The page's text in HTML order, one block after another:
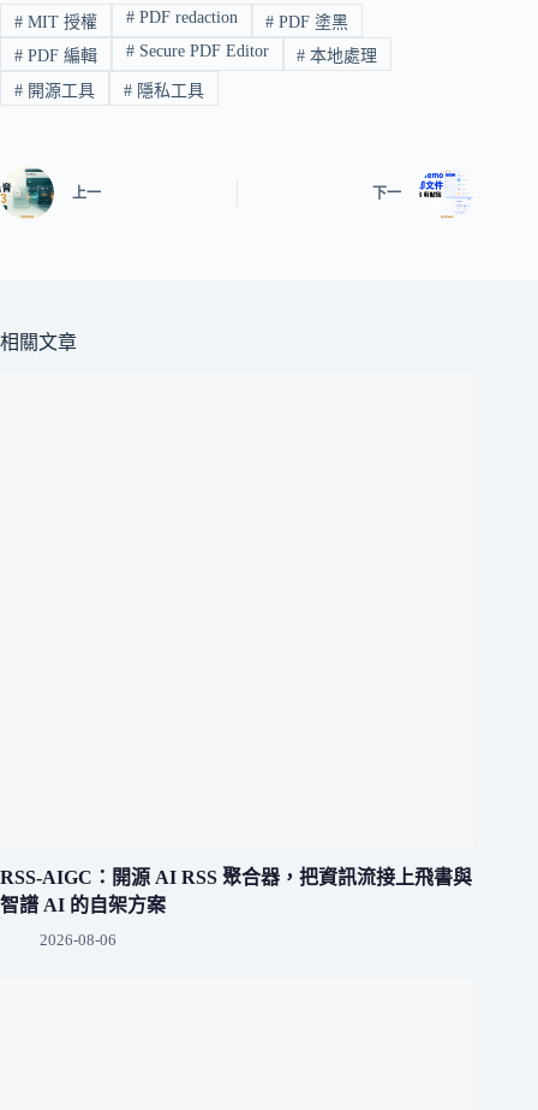
#MIT 授權 #PDF redaction # PDF 塗黑
#PDF 編輯 #Secure PDF Editor # 本地處理
#開源工具 #隱私工具
上一 下一
相關文章
RSS-AIGC：開源 AI RSS 聚合器，把資訊流接上飛書與
智譜 AI 的自架方案
2026-08-06